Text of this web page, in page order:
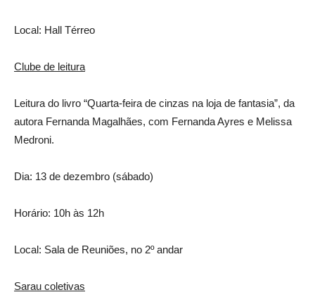
Local: Hall Térreo
Clube de leitura
Leitura do livro “Quarta-feira de cinzas na loja de fantasia”, da
autora Fernanda Magalhães, com Fernanda Ayres e Melissa
Medroni.
Dia: 13 de dezembro (sábado)
Horário: 10h às 12h
Local: Sala de Reuniões, no 2º andar
Sarau coletivas